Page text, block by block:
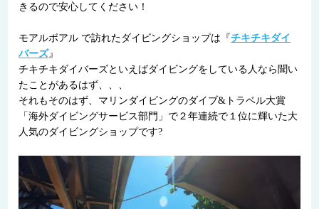
きるので安心してください！
モアルボアル で訪れたダイビングショップは『チキチキダイ
バーズ』
チキチキダイバーズといえばダイビングをしている人なら聞い
たことがあるはず、、、
それもそのはず、マリンダイビングのダイブ&トラベル大賞
「海外ダイビングサービス部門」で２年連続で１位に輝いた大
人気のダイビングショップです?